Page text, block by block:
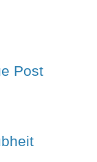
Post